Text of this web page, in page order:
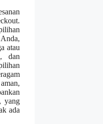
atau
dan
yang
ada